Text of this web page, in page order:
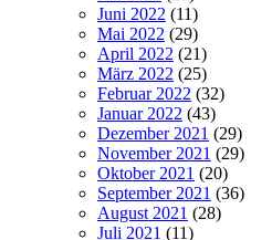
Juni 2022 (11)
Mai 2022 (29)
April 2022 (21)
März 2022 (25)
Februar 2022 (32)
Januar 2022 (43)
Dezember 2021 (29)
November 2021 (29)
Oktober 2021 (20)
September 2021 (36)
August 2021 (28)
Juli 2021 (11)